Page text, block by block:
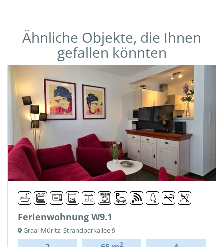
Ähnliche Objekte, die Ihnen
gefallen könnten
Ferienwohnung W9.1
Graal-Müritz, Strandparkallee 9
2